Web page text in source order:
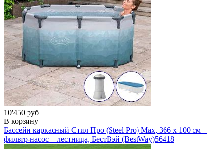
10'450 руб
В корзину
Бассейн каркасный Стил Про (Steel Pro) Мах, 366 х 100 см +
фильтр-насос + лестница, БестВэй (BestWay)56418